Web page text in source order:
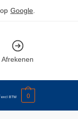
op Google
Afrekenen
0